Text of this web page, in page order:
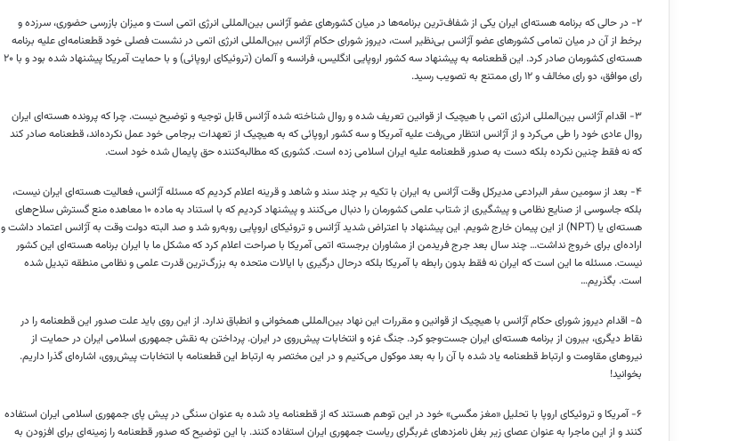
۲- در حالی که برنامه هسته‌ای ایران یکی از شفاف‌ترین برنامه‌ها در میان کشورهای عضو آژانس بین‌المللی انرژی اتمی است و میزان بازرسی حضوری، سرزده و
برخط از آن در میان تمامی کشورهای عضو آژانس بی‌نظیر است، دیروز شورای حکام آژانس بین‌المللی انرژی اتمی در نشست فصلی خود قطعنامه‌ای علیه برنامه
هسته‌ای کشورمان صادر کرد. این قطعنامه به پیشنهاد سه کشور اروپایی انگلیس، فرانسه و آلمان (‌تروئیکای اروپائی‌) و با حمایت آمریکا پیشنهاد شده بود و با ۲۰
رای موافق، دو رای مخالف و ۱۲ رای ممتنع به تصویب رسید.
۳- اقدام آژانس بین‌المللی انرژی اتمی با هیچیک از قوانین تعریف شده و روال شناخته شده آژانس قابل توجیه و توضیح نیست. چرا که پرونده هسته‌ای ایران
روال عادی خود را طی می‌کرد و از آژانس انتظار می‌رفت علیه آمریکا و سه کشور اروپائی که به هیچیک از تعهدات برجامی خود عمل نکرده‌اند، قطعنامه صادر کند
که نه فقط چنین نکرده بلکه دست به صدور قطعنامه علیه ایران اسلامی زده است. کشوری که مطالبه‌کننده حق پایمال شده خود است.
۴- بعد از سومین سفر البرادعی مدیرکل وقت آژانس به ایران با تکیه بر چند سند و شاهد و قرینه اعلام کردیم که مسئله آژانس، فعالیت هسته‌ای ایران نیست،
بلکه جاسوسی از صنایع نظامی و پیشگیری از شتاب علمی کشورمان را دنبال می‌کنند و پیشنهاد کردیم که با استناد به ماده ۱۰ معاهده منع گسترش سلاح‌های
هسته‌ای یا (NPT) از این پیمان خارج شویم. این پیشنهاد با اعتراض شدید آژانس و تروئیکای اروپایی رو‌به‌رو شد و صد البته دولت وقت به آژانس اعتماد داشت و
اراده‌ای برای خروج نداشت‌… چند سال بعد جرج فریدمن از مشاوران برجسته اتمی آمریکا با صراحت اعلام کرد که مشکل ما با ایران برنامه هسته‌ای این کشور
نیست. مسئله ما این است که ایران نه فقط بدون رابطه با آمریکا بلکه درحال درگیری با ایالات متحده به بزرگ‌ترین قدرت علمی و نظامی منطقه تبدیل شده
است. بگذریم‌…
۵- اقدام دیروز شورای حکام آژانس با هیچیک از قوانین و مقررات این نهاد بین‌المللی همخوانی و انطباق ندارد. از این روی باید علت صدور این قطعنامه را در
نقاط دیگری، بیرون از برنامه هسته‌ای ایران جست‌وجو کرد. جنگ غزه و انتخابات پیش‌روی در ایران. پرداختن به نقش جمهوری اسلامی ایران در حمایت از
نیروهای مقاومت و ارتباط قطعنامه یاد شده با آن را به بعد موکول می‌کنیم و در این مختصر به ارتباط این قطعنامه با انتخابات پیش‌روی، اشاره‌ای گذرا داریم.
بخوانید!
۶- آمریکا و تروئیکای اروپا با تحلیل «‌مغز مگسی» خود در این توهم هستند که از قطعنامه یاد شده به عنوان سنگی در پیش پای جمهوری اسلامی ایران استفاده
کنند و از این ماجرا به عنوان عصای زیر بغل نامزدهای غربگرای ریاست جمهوری ایران استفاده کنند. با این توضیح که صدور قطعنامه را زمینه‌ای برای افزودن به